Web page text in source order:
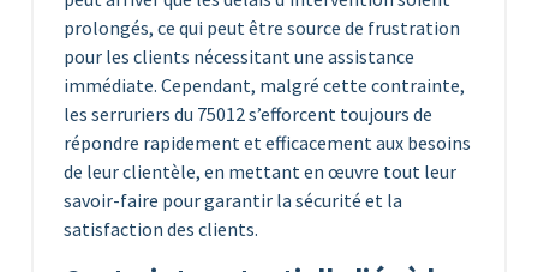
prolongés, ce qui peut être source de frustration
pour les clients nécessitant une assistance
immédiate. Cependant, malgré cette contrainte,
les serruriers du 75012 s’efforcent toujours de
répondre rapidement et efficacement aux besoins
de leur clientèle, en mettant en œuvre tout leur
savoir-faire pour garantir la sécurité et la
satisfaction des clients.